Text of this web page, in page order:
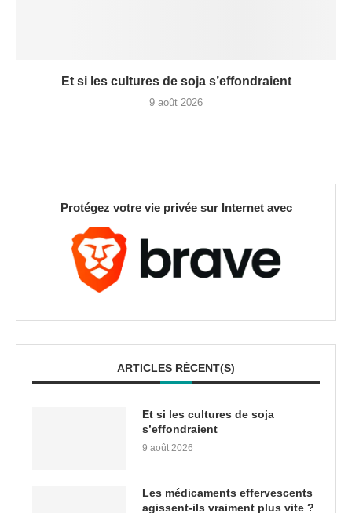
Et si les cultures de soja s’effondraient
9 août 2026
Protégez votre vie privée sur Internet avec
ARTICLES RÉCENT(S)
Et si les cultures de soja
s’effondraient
9 août 2026
Les médicaments effervescents
agissent-ils vraiment plus vite ?